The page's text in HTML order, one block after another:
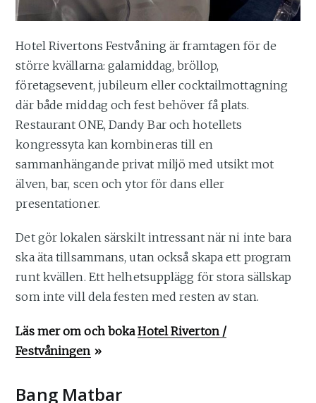
Hotel Rivertons Festvåning är framtagen för de
större kvällarna: galamiddag, bröllop,
företagsevent, jubileum eller cocktailmottagning
där både middag och fest behöver få plats.
Restaurant ONE, Dandy Bar och hotellets
kongressyta kan kombineras till en
sammanhängande privat miljö med utsikt mot
älven, bar, scen och ytor för dans eller
presentationer.
Det gör lokalen särskilt intressant när ni inte bara
ska äta tillsammans, utan också skapa ett program
runt kvällen. Ett helhetsupplägg för stora sällskap
som inte vill dela festen med resten av stan.
Läs mer om och bokaHotel Riverton /
Festvåningen »
Bang Matbar